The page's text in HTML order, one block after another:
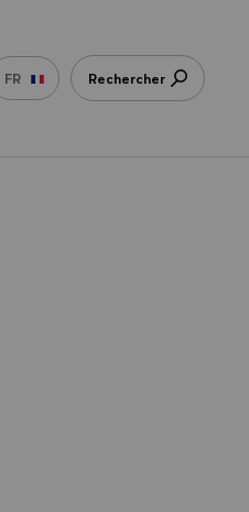
FR Rechercher